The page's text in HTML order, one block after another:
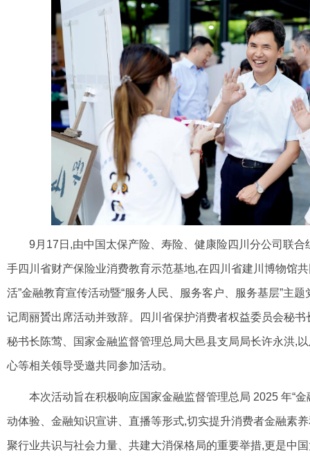
9月17日,由中国太保产险、寿险、健康险四川分公司联合
手四川省财产保险业消费教育示范基地,在四川省建川博物馆
活”金融教育宣传活动暨“服务人民、服务客户、服务基层”主
记周丽贇出席活动并致辞。四川省保护消费者权益委员会秘书
秘书长陈莺、国家金融监督管理总局大邑县支局局长许永洪,
心等相关领导受邀共同参加活动。
本次活动旨在积极响应国家金融监督管理总局 2025 年“金
动体验、金融知识宣讲、直播等形式,切实提升消费者金融素
聚行业共识与社会力量、共建大消保格局的重要举措,更 是中